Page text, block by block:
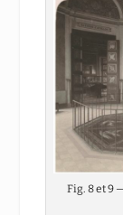
Fig. 8 et 9